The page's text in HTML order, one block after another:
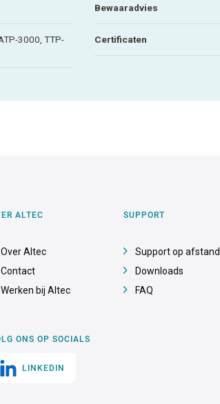
Bewaaradvies
3000, TTP-
Certificaten
ALTEC
Over Altec
Contact
Werken bij Altec
SUPPORT
Support op afstand
Downloads
FAQ
ONS OP SOCIALS
LINKEDIN